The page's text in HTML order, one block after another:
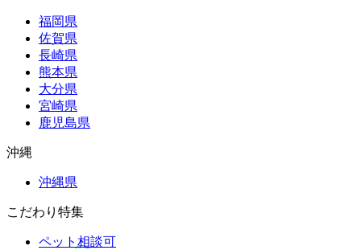
福岡県
佐賀県
長崎県
熊本県
大分県
宮崎県
鹿児島県
沖縄
沖縄県
こだわり特集
ペット相談可